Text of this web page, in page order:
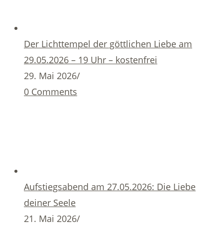
Der Lichttempel der göttlichen Liebe am
29.05.2026 – 19 Uhr – kostenfrei
29. Mai 2026/
0 Comments
Aufstiegsabend am 27.05.2026: Die Liebe
deiner Seele
21. Mai 2026/